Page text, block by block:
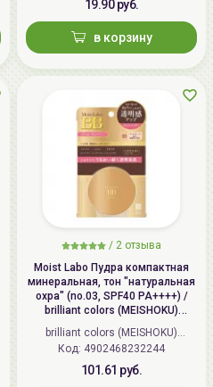
19.90 руб.
в корзину
/ 2 отзыва
Moist Labo Пудра компактная
минеральная, тон "натуральная
охра" (no.03, SPF40 PA++++) /
brilliant colors (MEISHOKU)
MOISTO-LABO BB MINERAL
POWDER
brilliant colors (MEISHOKU)
(Япония)
Код: 4902468232244
101.61 руб.